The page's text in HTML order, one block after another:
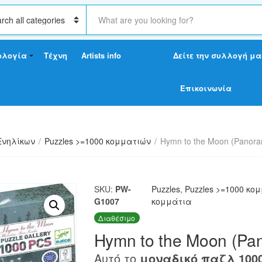
S
a
c
x
Τέχνη Artists info Δείτε την συλλογή
Επικοινωνία
/ Puzzles >=1000 κομματιών / Hymn to the Moon
SKU: PW-
G1007
Puzzles, Puzzles >=1000
κομμάτια
Διαθέσιμο
Hymn to the Moon
Αυτό το μοναδικό παζλ